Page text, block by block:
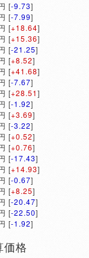
[-9.73]
[-7.99]
[+18.64]
[+15.36]
[-21.25]
[+8.52]
[+41.68]
[-7.67]
[+28.51]
[-1.92]
[+3.69]
[-3.22]
[+0.52]
[+0.76]
[-17.43]
[+14.93]
[-0.67]
[+8.25]
[-20.47]
[-22.50]
[-1.92]
価格